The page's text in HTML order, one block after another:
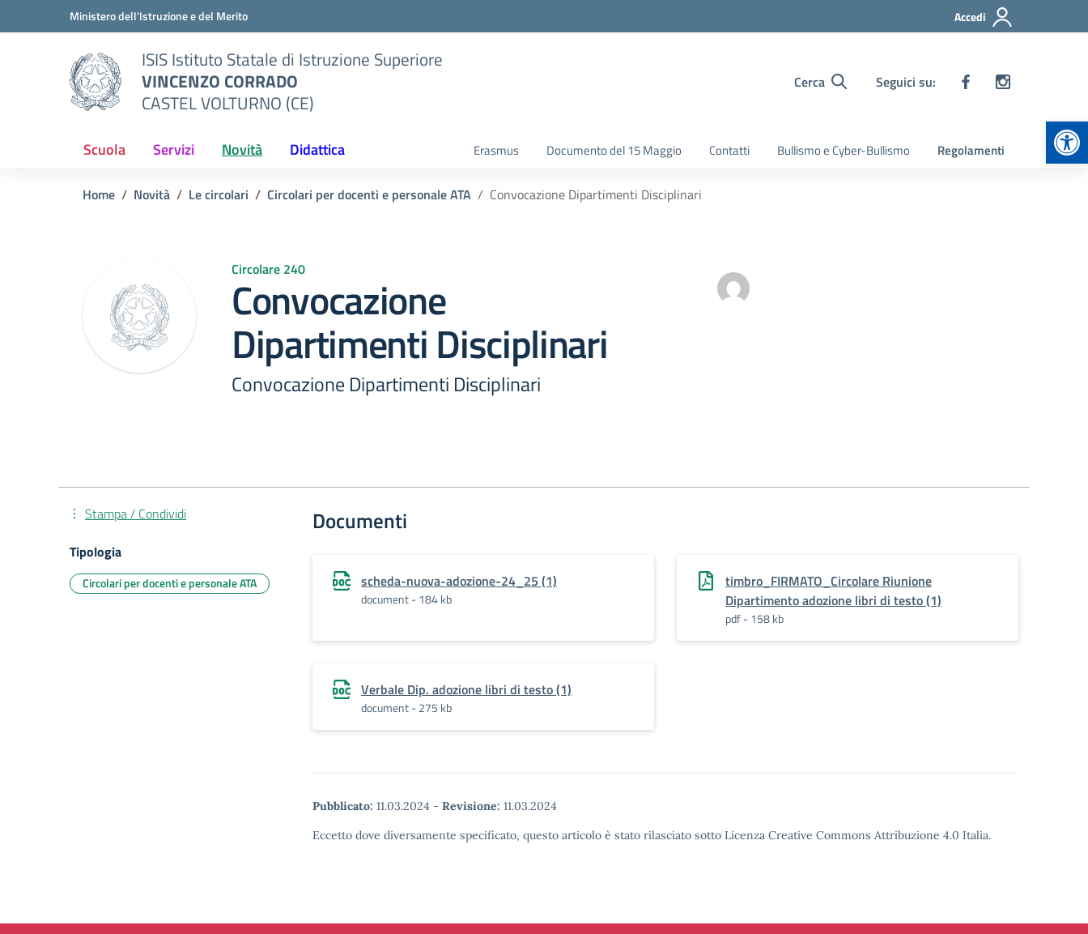
Vai ai contenuti
Vai al menu di navigazioneMinistero dell'Istruzione e del Merito Accedi
ISIS Istituto Statale di Istruzione Superiore
VINCENZO CORRADO
CASTEL VOLTURNO (CE)
Cerca Seguici su:
Scuola Servizi Novità Didattica Erasmus Documento del 15 Maggio Contatti Bullismo e Cyber-Bullismo Regolamenti
Home Novità Le circolari Circolari per docenti e personale ATA Convocazione Dipartimenti Disciplinari
Circolare 240
Convocazione
Dipartimenti Disciplinari
Convocazione Dipartimenti Disciplinari
Documenti
scheda-nuova-adozione-24_25 (1)
document - 184 kb
timbro_FIRMATO_Circolare Riunione
Dipartimento adozione libri di testo (1)
pdf - 158 kb
Verbale Dip. adozione libri di testo (1)
document - 275 kb
Pubblicato: 11.03.2024 - Revisione: 11.03.2024
Eccetto dove diversamente specificato, questo articolo è stato rilasciato sotto Licenza Creative Commons Attribuzione 4.0 Italia.
Stampa / Condividi
Tipologia
Circolari per docenti e personale ATA